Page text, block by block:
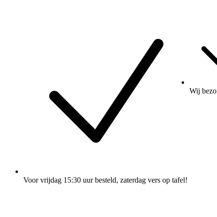
Voor vrijdag 15:30 uur besteld, zaterdag vers op tafel!
Wij